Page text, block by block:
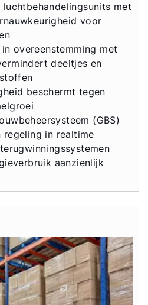
luchtbehandelingsunits met
voor
overeenstemming met
deeltjes en
beschermt tegen
(GBS)
in realtime
aanzienlijk